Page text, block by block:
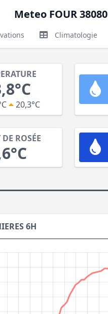
Meteo FOUR 38080
Climatologie
20,3°C
ROSÉE
6H